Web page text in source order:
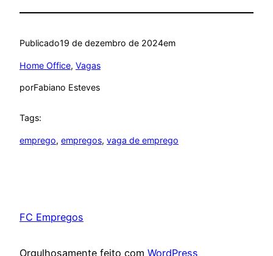
Publicado19 de dezembro de 2024em
Home Office, Vagas
porFabiano Esteves
Tags:
emprego, empregos, vaga de emprego
FC Empregos
Orgulhosamente feito com WordPress